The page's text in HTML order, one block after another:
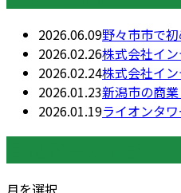
2026.06.09野々市市で
2026.02.26株式会社イ
2026.02.24株式会社イ
2026.01.23新潟市の商
2026.01.19ライオンタ
月を選択